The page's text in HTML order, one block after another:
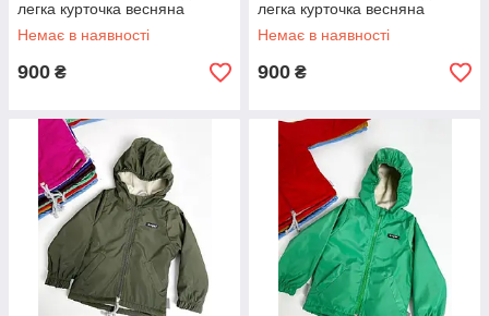
легка курточка весняна
осінка
Немає в наявності
900 ₴
легка курточка весняна
осінка
Немає в наявності
900 ₴